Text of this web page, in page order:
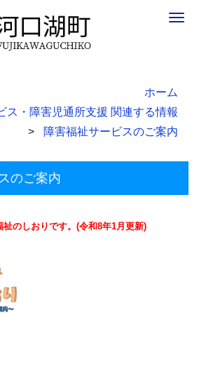
ホーム
ス・障害児通所支援 関連する情報
障害福祉サービスのご案内
のご案内
のしおりです。(令和8年1月更新)